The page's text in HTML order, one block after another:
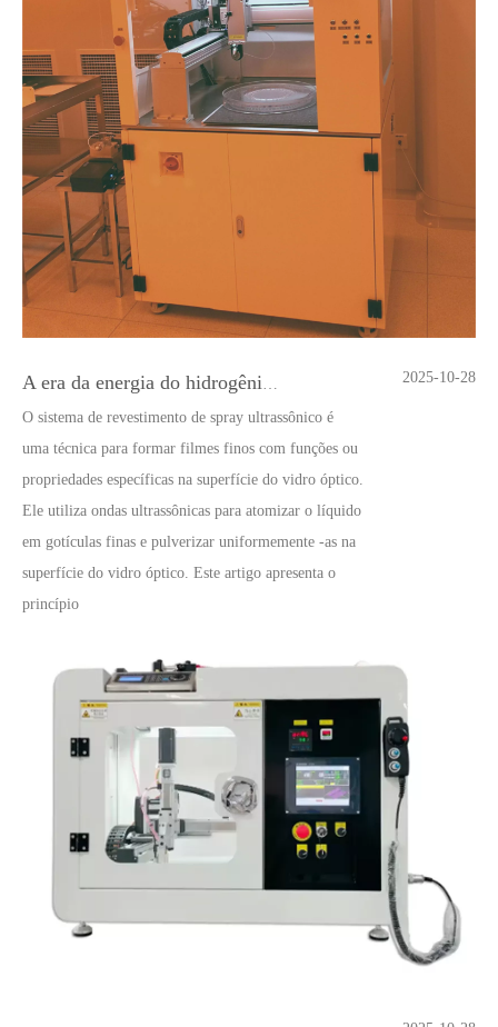
A era da energia do hidrogênio: oportunidades para equipamentos de pulverização ultrassônica
O sistema de revestimento de spray ultrassônico é
uma técnica para formar filmes finos com funções ou
propriedades específicas na superfície do vidro óptico.
Ele utiliza ondas ultrassônicas para atomizar o líquido
em gotículas finas e pulverizar uniformemente -as na
superfície do vidro óptico. Este artigo apresenta o
princípio
2025-10-28